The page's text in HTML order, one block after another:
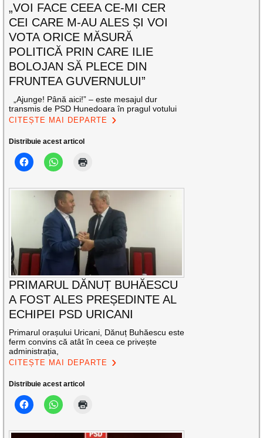
„VOI FACE CEEA CE-MI CER
CEI CARE M-AU ALES ȘI VOI
VOTA ORICE MĂSURĂ
POLITICĂ PRIN CARE ILIE
BOLOJAN SĂ PLECE DIN
FRUNTEA GUVERNULUI”
„Ajunge! Până aici!” – este mesajul dur
transmis de PSD Hunedoara în pragul votului
CITEȘTE MAI DEPARTE
Distribuie acest articol
PRIMARUL DĂNUȚ BUHĂESCU
A FOST ALES PREȘEDINTE AL
ECHIPEI PSD URICANI
Primarul orașului Uricani, Dănuț Buhăescu este
ferm convins că atât în ceea ce privește
administrația,
CITEȘTE MAI DEPARTE
Distribuie acest articol